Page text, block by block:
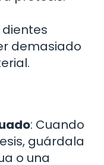
demasiado
: Cuando
guárdala
o una